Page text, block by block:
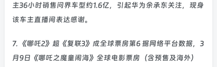
主36小时销售问界车型约1.6亿，引起华为余承东关注，现身
该车主直播间表达感谢。
7. 《哪吒2》超《复联3》成全球票房第6 据网络平台数据，3
月9日《哪吒之魔童闹海》全球电影票房（含预售及海外）